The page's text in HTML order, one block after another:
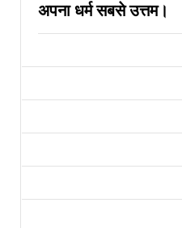
अपना धर्म सबसे उत्तम।